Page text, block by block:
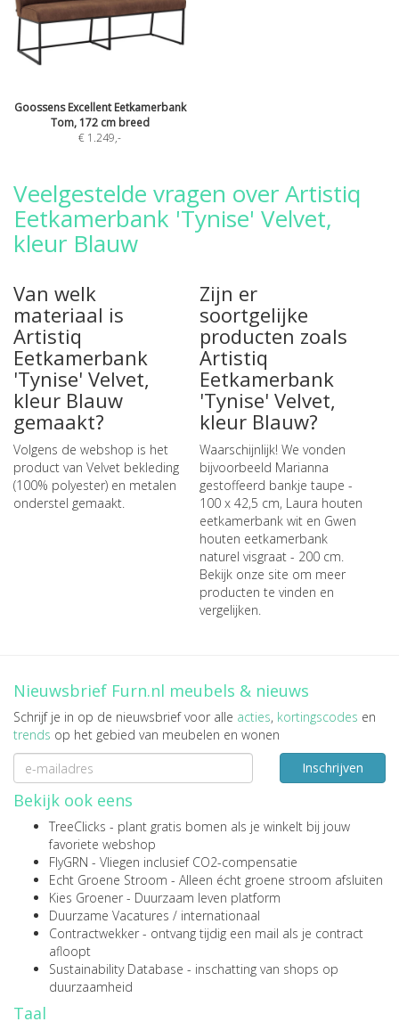
Goossens Excellent Eetkamerbank
Tom, 172 cm breed
€ 1.249,-
Veelgestelde vragen over Artistiq
Eetkamerbank 'Tynise' Velvet,
kleur Blauw
Van welk
materiaal is
Artistiq
Eetkamerbank
'Tynise' Velvet,
kleur Blauw
gemaakt?
Volgens de webshop is het
product van Velvet bekleding
(100% polyester) en metalen
onderstel gemaakt.
Zijn er
soortgelijke
producten zoals
Artistiq
Eetkamerbank
'Tynise' Velvet,
kleur Blauw?
Waarschijnlijk! We vonden
bijvoorbeeld Marianna
gestoffeerd bankje taupe -
100 x 42,5 cm, Laura houten
eetkamerbank witen Gwen
houten eetkamerbank
naturel visgraat - 200 cm.
Bekijk onze site om meer
producten te vinden en
vergelijken.
Nieuwsbrief Furn.nl meubels & nieuws
Schrijf je in op de nieuwsbrief voor alle acties, kortingscodes en
trends op het gebied van meubelen en wonen
Inschrijven
Bekijk ook eens
TreeClicks - plant gratis bomen als je winkelt bij jouw
favoriete webshop
FlyGRN - Vliegen inclusief CO2-compensatie
Echt Groene Stroom - Alleen écht groene stroom afsluiten
Kies Groener - Duurzaam leven platform
Duurzame Vacatures / internationaal
Contractwekker - ontvang tijdig een mail als je contract
afloopt
Sustainability Database - inschatting van shops op
duurzaamheid
Taal